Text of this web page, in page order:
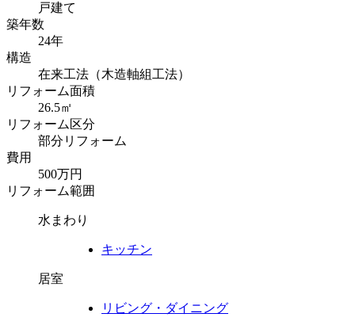
戸建て
築年数
24年
構造
在来工法（木造軸組工法）
リフォーム面積
26.5㎡
リフォーム区分
部分リフォーム
費用
500万円
リフォーム範囲
水まわり
キッチン
居室
リビング・ダイニング